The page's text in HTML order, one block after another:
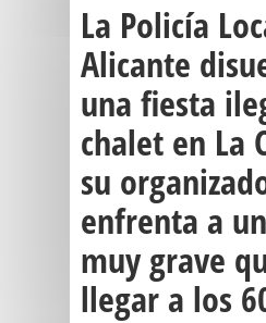
La Policía
Alicante
una fiesta
chalet en La
su
enfrenta a
muy grave
llegar a los